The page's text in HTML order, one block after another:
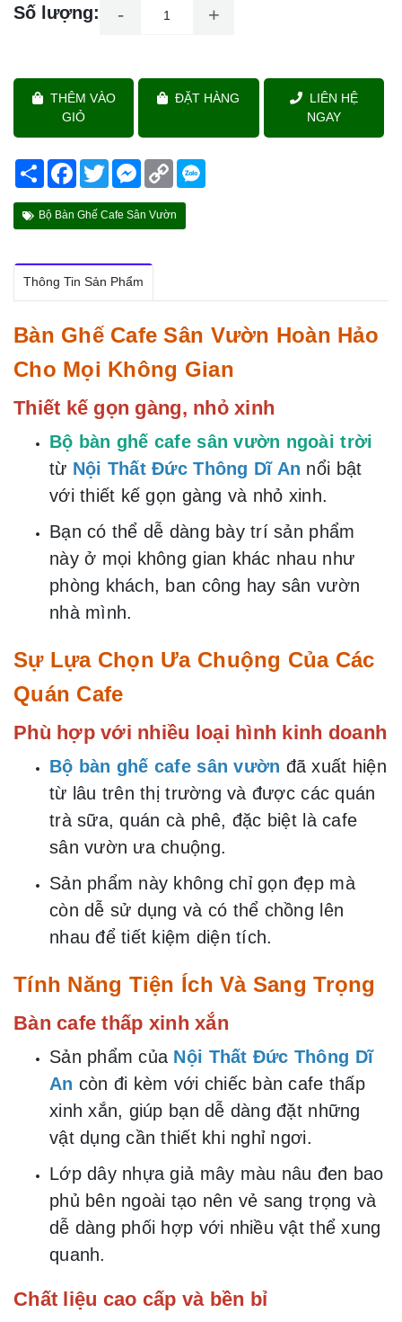
Số lượng:
- +
THÊM VÀO
GIỎ
ĐẶT HÀNG
LIÊN HỆ
NGAY
Share Facebook
TwitterMessenger
Copy
Link
Bộ Bàn Ghế Cafe Sân Vườn
Thông Tin Sản Phẩm
Bàn Ghế Cafe Sân Vườn Hoàn Hảo
Cho Mọi Không Gian
Thiết kế gọn gàng, nhỏ xinh
Bộ bàn ghế cafe sân vườn ngoài trời
từ Nội Thất Đức Thông Dĩ An nổi bật
với thiết kế gọn gàng và nhỏ xinh.
Bạn có thể dễ dàng bày trí sản phẩm
này ở mọi không gian khác nhau như
phòng khách, ban công hay sân vườn
nhà mình.
Sự Lựa Chọn Ưa Chuộng Của Các
Quán Cafe
Phù hợp với nhiều loại hình kinh doanh
Bộ bàn ghế cafe sân vườn đã xuất hiện
từ lâu trên thị trường và được các quán
trà sữa, quán cà phê, đặc biệt là cafe
sân vườn ưa chuộng.
Sản phẩm này không chỉ gọn đẹp mà
còn dễ sử dụng và có thể chồng lên
nhau để tiết kiệm diện tích.
Tính Năng Tiện Ích Và Sang Trọng
Bàn cafe thấp xinh xắn
Sản phẩm của Nội Thất Đức Thông Dĩ
An còn đi kèm với chiếc bàn cafe thấp
xinh xắn, giúp bạn dễ dàng đặt những
vật dụng cần thiết khi nghỉ ngơi.
Lớp dây nhựa giả mây màu nâu đen bao
phủ bên ngoài tạo nên vẻ sang trọng và
dễ dàng phối hợp với nhiều vật thể xung
quanh.
Chất liệu cao cấp và bền bỉ